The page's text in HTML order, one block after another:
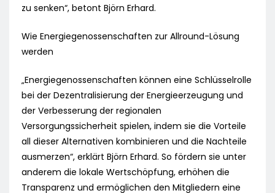
zu senken“, betont Björn Erhard.
Wie Energiegenossenschaften zur Allround-Lösung
werden
„Energiegenossenschaften können eine Schlüsselrolle
bei der Dezentralisierung der Energieerzeugung und
der Verbesserung der regionalen
Versorgungssicherheit spielen, indem sie die Vorteile
all dieser Alternativen kombinieren und die Nachteile
ausmerzen“, erklärt Björn Erhard. So fördern sie unter
anderem die lokale Wertschöpfung, erhöhen die
Transparenz und ermöglichen den Mitgliedern eine